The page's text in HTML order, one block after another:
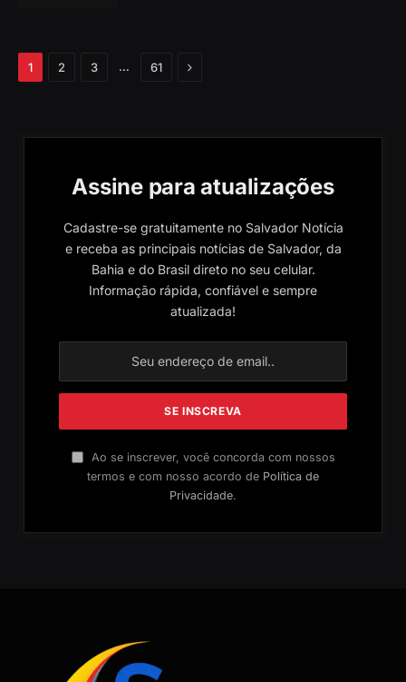
1 2 3 … 61 Próximo
Assine para atualizações
Cadastre-se gratuitamente no Salvador Notícia
e receba as principais notícias de Salvador, da
Bahia e do Brasil direto no seu celular.
Informação rápida, confiável e sempre
atualizada!
Ao se inscrever, você concorda com nossos
termos e com nosso acordo de Política de
Privacidade.